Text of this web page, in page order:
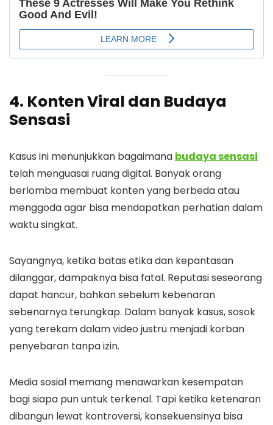
4. Konten Viral dan Budaya
Sensasi
Kasus ini menunjukkan bagaimana budaya sensasi
telah menguasai ruang digital. Banyak orang
berlomba membuat konten yang berbeda atau
menggoda agar bisa mendapatkan perhatian dalam
waktu singkat.
Sayangnya, ketika batas etika dan kepantasan
dilanggar, dampaknya bisa fatal. Reputasi seseorang
dapat hancur, bahkan sebelum kebenaran
sebenarnya terungkap. Dalam banyak kasus, sosok
yang terekam dalam video justru menjadi korban
penyebaran tanpa izin.
Media sosial memang menawarkan kesempatan
bagi siapa pun untuk terkenal. Tapi ketika ketenaran
dibangun lewat kontroversi, konsekuensinya bisa